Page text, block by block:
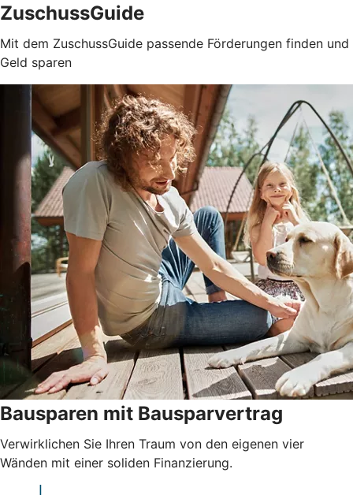
ZuschussGuide
Mit dem ZuschussGuide passende Förderungen finden und
Geld sparen
Bausparen mit Bausparvertrag
Verwirklichen Sie Ihren Traum von den eigenen vier
Wänden mit einer soliden Finanzierung.